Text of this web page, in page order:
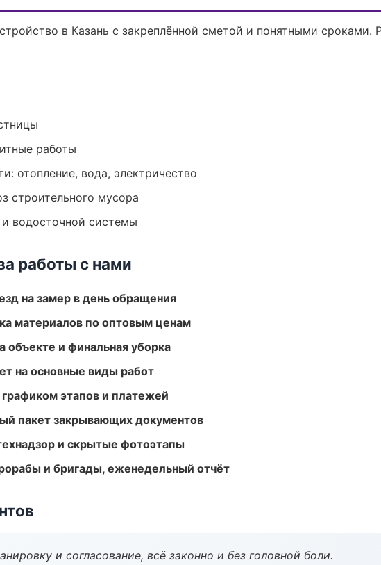
в Казань с закреплённой сметой и понятными сроками.
работы
отопление, вода, электричество
строительного мусора
водосточной системы
работы с нами
на замер в день обращения
материалов по оптовым ценам
объекте и финальная уборка
на основные виды работ
этапов и платежей
пакет закрывающих документов
и скрытые фотоэтапы
и бригады, еженедельный отчёт
и согласование, всё законно и без головной боли.